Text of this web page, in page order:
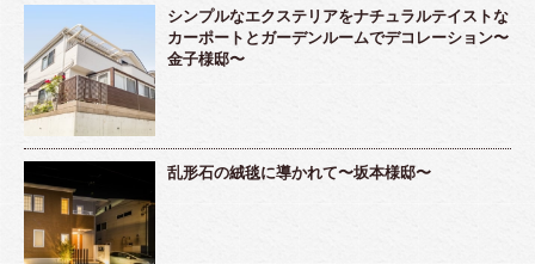
シンプルなエクステリアをナチュラルテイストな
カーポートとガーデンルームでデコレーション〜
金子様邸〜
乱形石の絨毯に導かれて〜坂本様邸〜